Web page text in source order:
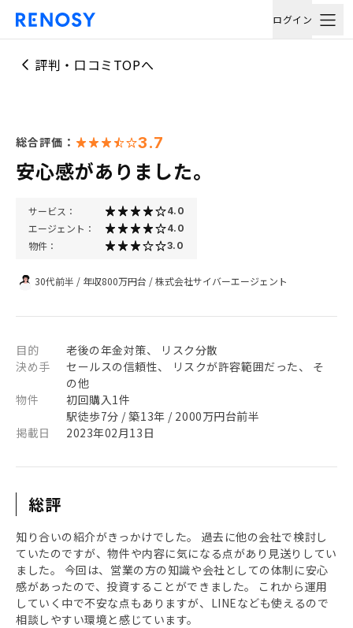
ログイン
評判・口コミTOPへ
総合評価： 3.7
安心感がありました。
サービス： 4.0
エージェント： 4.0
物件： 3.0
30代前半 / 年収800万円台 /株式会社サイバーエージェント
目的
老後の年金対策、 リスク分散
決め手
セールスの信頼性、 リスクが許容範囲だった、 そ
の他
物件
初回購入1件
駅徒歩7分 / 築13年 / 2000万円台前半
掲載日
2023年02月13日
総評
知り合いの紹介がきっかけでした。 過去に他の会社で検討し
ていたのですが、物件や内容に気になる点があり見送りしてい
ました。 今回は、営業の方の知識や会社としての体制に安心
感があったので、投資することができました。 これから運用
していく中で不安な点もありますが、LINEなども使えるので
相談しやすい環境と感じています。